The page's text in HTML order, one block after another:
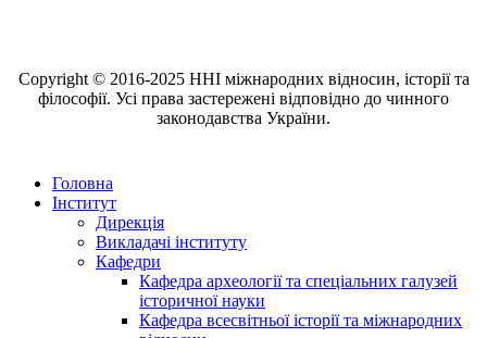
Copyright © 2016-2025 ННІ міжнародних відносин, історії та
філософії. Усі права застережені відповідно до чинного
законодавства України.
Головна
Інститут
Дирекція
Викладачі інституту
Кафедри
Кафедра археології та спеціальних галузей
історичної науки
Кафедра всесвітньої історії та міжнародних